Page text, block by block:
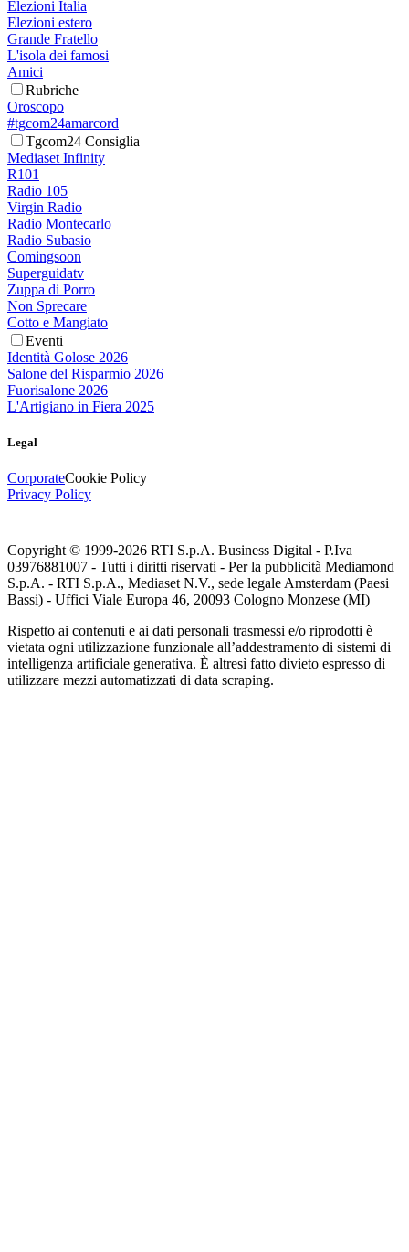
Elezioni Italia
Elezioni estero
Grande Fratello
L'isola dei famosi
Amici
Rubriche
Oroscopo
#tgcom24amarcord
Tgcom24 Consiglia
Mediaset Infinity
R101
Radio 105
Virgin Radio
Radio Montecarlo
Radio Subasio
Comingsoon
Superguidatv
Zuppa di Porro
Non Sprecare
Cotto e Mangiato
Eventi
Identità Golose 2026
Salone del Risparmio 2026
Fuorisalone 2026
L'Artigiano in Fiera 2025
Legal
CorporateCookie Policy
Privacy Policy
Copyright © 1999-2026 RTI S.p.A. Business Digital - P.Iva
03976881007 - Tutti i diritti riservati - Per la pubblicità Mediamond
S.p.A. - RTI S.p.A., Mediaset N.V., sede legale Amsterdam (Paesi
Bassi) - Uffici Viale Europa 46, 20093 Cologno Monzese (MI)
Rispetto ai contenuti e ai dati personali trasmessi e/o riprodotti è
vietata ogni utilizzazione funzionale all’addestramento di sistemi di
intelligenza artificiale generativa. È altresì fatto divieto espresso di
utilizzare mezzi automatizzati di data scraping.